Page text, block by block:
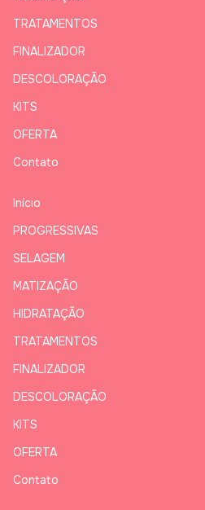
TRATAMENTOS
FINALIZADOR
DESCOLORAÇÃO
KITS
OFERTA
Contato
Início
PROGRESSIVAS
SELAGEM
MATIZAÇÃO
HIDRATAÇÃO
TRATAMENTOS
FINALIZADOR
DESCOLORAÇÃO
KITS
OFERTA
Contato